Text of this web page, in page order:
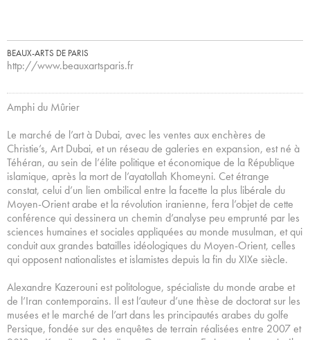
BEAUX-ARTS DE PARIS
http://www.beauxartsparis.fr
Amphi du Mûrier
Le marché de l’art à Dubai, avec les ventes aux enchères de
Christie’s, Art Dubai, et un réseau de galeries en expansion, est né à
Téhéran, au sein de l’élite politique et économique de la République
islamique, après la mort de l’ayatollah Khomeyni. Cet étrange
constat, celui d’un lien ombilical entre la facette la plus libérale du
Moyen-Orient arabe et la révolution iranienne, fera l’objet de cette
conférence qui dessinera un chemin d’analyse peu emprunté par les
sciences humaines et sociales appliquées au monde musulman, et qui
conduit aux grandes batailles idéologiques du Moyen-Orient, celles
qui opposent nationalistes et islamistes depuis la fin du XIXe siècle.
Alexandre Kazerouni est politologue, spécialiste du monde arabe et
de l’Iran contemporains. Il est l’auteur d’une thèse de doctorat sur les
musées et le marché de l’art dans les principautés arabes du golfe
Persique, fondée sur des enquêtes de terrain réalisées entre 2007 et